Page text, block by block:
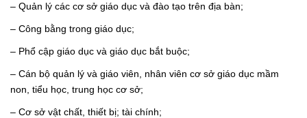
– Quản lý các cơ sở giáo dục và đào tạo trên địa bàn;
– Công bằng trong giáo dục;
– Phổ cập giáo dục và giáo dục bắt buộc;
– Cán bộ quản lý và giáo viên, nhân viên cơ sở giáo dục mầm
non, tiểu học, trung học cơ sở;
– Cơ sở vật chất, thiết bị; tài chính;